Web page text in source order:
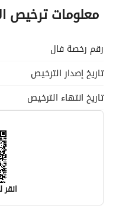
معلومات ترخيص
رقم رخصة فال
تاريخ إصدار الترخيص
تاريخ انتهاء الترخيص